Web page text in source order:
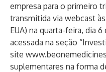
empresa para o primeiro
transmitida via webcast
EUA) na quarta-feira, dia
acessada na seção
site
suplementares na forma